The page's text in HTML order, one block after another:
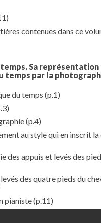
contenues dans ce
Sa représentation
temps par la
du temps (p.1)
(p.4)
au style qui en inscrit la
des appuis et levés des
des quatre pieds du
pianiste(p.11)